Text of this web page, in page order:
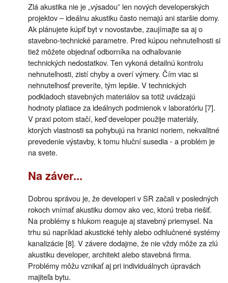
Zlá akustika nie je „výsadou” len nových developerských
projektov – ideálnu akustiku často nemajú ani staršie domy.
Ak plánujete kúpiť byt v novostavbe, zaujímajte sa aj o
stavebno-technické parametre. Pred kúpou nehnuteľnosti si
tiež môžete objednať odborníka na odhaľovanie
technických nedostatkov. Ten vykoná detailnú kontrolu
nehnuteľnosti, zistí chyby a overí výmery. Čím viac si
nehnuteľnosť preveríte, tým lepšie. V technických
podkladoch stavebných materiálov sa totiž uvádzajú
hodnoty platiace za ideálnych podmienok v laboratóriu [7].
V praxi potom stačí, keď developer použije materiály,
ktorých vlastnosti sa pohybujú na hranici noriem, nekvalitné
prevedenie výstavby, k tomu hluční susedia - a problém je
na svete.
Na záver...
Dobrou správou je, že developeri v SR začali v posledných
rokoch vnímať akustiku domov ako vec, ktorú treba riešiť.
Na problémy s hlukom reaguje aj stavebný priemysel. Na
trhu sú napríklad akustické tehly alebo odhlučnené systémy
kanalizácie [8]. V závere dodajme, že nie vždy môže za zlú
akustiku developer, architekt alebo stavebná firma.
Problémy môžu vznikať aj pri individuálnych úpravách
majiteľa bytu.